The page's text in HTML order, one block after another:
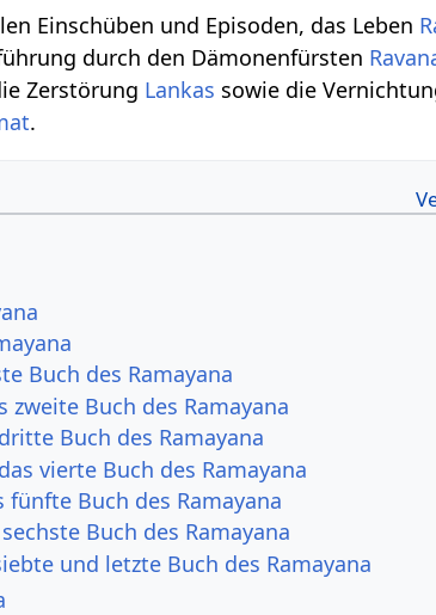
Einschüben und Episoden, das Leben
durch den Dämonenfürsten
Zerstörung Lankas sowie die
.
Buch des Ramayana
zweite Buch des Ramayana
Buch des Ramayana
vierte Buch des Ramayana
fünfte Buch des Ramayana
Buch des Ramayana
und letzte Buch des Ramayana